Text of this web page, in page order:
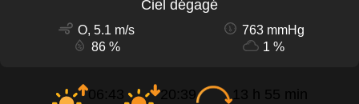
Ciel dégagé
O, 5.1 m/s
763 mmHg
86 %
1 %
06:43 20:39 13 h 55 min